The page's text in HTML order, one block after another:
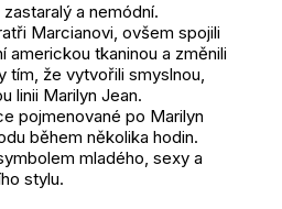
a nemódní.
Marcianovi, ovšem spojili
americkou tkaninou a změnili
tím, že vytvořili smyslnou,
linii Marilyn Jean.
pojmenované po Marilyn
během několika hodin.
mladého, sexy a
stylu.